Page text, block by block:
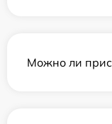
Можно ли